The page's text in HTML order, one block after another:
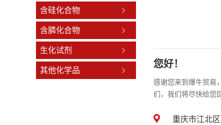
含硅化合物
含膦化合物
生化试剂
其他化学品
您好！
感谢您来到爆牛贸易
们，我们将尽快给您
重庆市江北